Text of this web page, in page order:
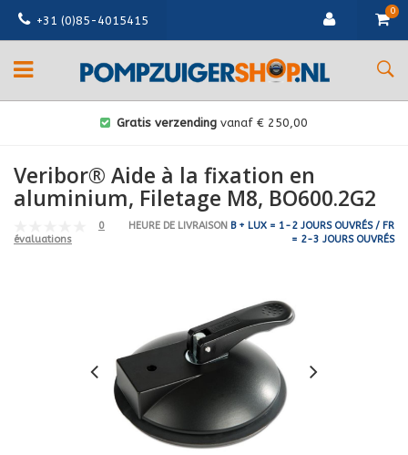
+31 (0)85-4015415
0
Gratis verzending vanaf € 250,00
Veribor® Aide à la fixation en
aluminium, Filetage M8, BO600.2G2
0
évaluations
HEURE DE LIVRAISON B + LUX = 1-2 JOURS OUVRÉS / FR
= 2-3 JOURS OUVRÉS